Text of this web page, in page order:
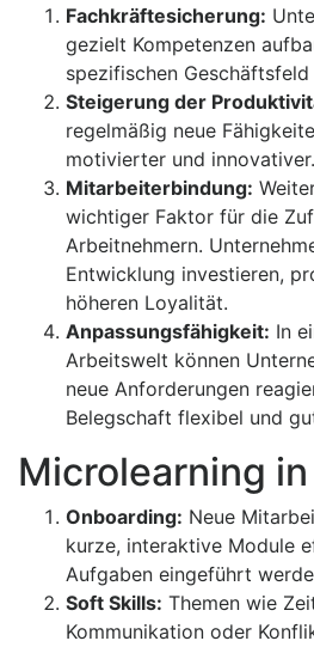
Fachkräftesicherung:
gezielt Kompetenzen
spezifischen
Steigerung der
regelmäßig neue
motivierter und innovativer.
Mitarbeiterbindung:
wichtiger Faktor für die
Arbeitnehmern.
Entwicklung investieren,
höheren Loyalität.
Anpassungsfähigkeit: In
Arbeitswelt können
neue Anforderungen
Belegschaft flexibel und
Microlearning
Onboarding: Neue
kurze, interaktive Module
Aufgaben eingeführt
Soft Skills: Themen wie
Kommunikation oder